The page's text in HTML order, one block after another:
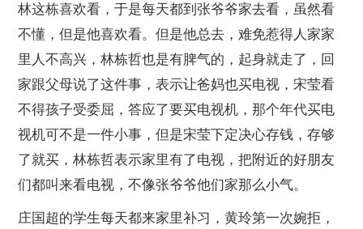
林这栋喜欢看，于是每天都到张爷爷家去看，虽然看
不懂，但是他喜欢看。但是他总去，难免惹得人家家
里人不高兴，林栋哲也是有脾气的，起身就走了，回
家跟父母说了这件事，表示让爸妈也买电视，宋莹看
不得孩子受委屈，答应了要买电视机，那个年代买电
视机可不是一件小事，但是宋莹下定决心存钱，存够
了就买，林栋哲表示家里有了电视，把附近的好朋友
们都叫来看电视，不像张爷爷他们家那么小气。
庄国超的学生每天都来家里补习，黄玲第一次婉拒，